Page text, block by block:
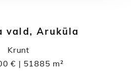
vald, Aruküla
Krunt
€ | 51885 m²